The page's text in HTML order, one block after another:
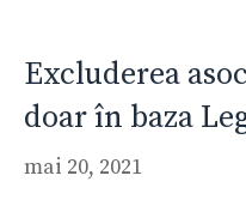
Excluderea
doar în baza
mai 20, 2021